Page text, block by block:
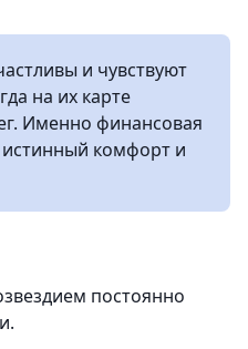
и чувствуют
на их карте
Именно финансовая
комфорт и
постоянно